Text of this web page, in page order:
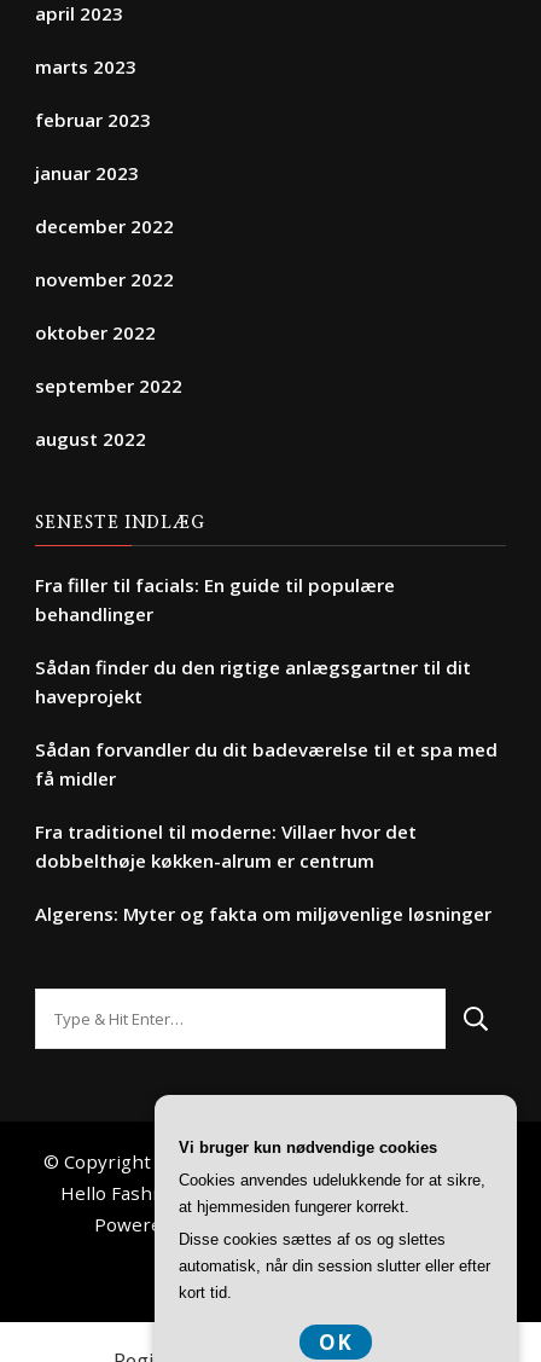
april 2023
marts 2023
februar 2023
januar 2023
december 2022
november 2022
oktober 2022
september 2022
august 2022
SENESTE INDLÆG
Fra filler til facials: En guide til populære
behandlinger
Sådan finder du den rigtige anlægsgartner til dit
haveprojekt
Sådan forvandler du dit badeværelse til et spa med
få midler
Fra traditionel til moderne: Villaer hvor det
dobbelthøje køkken-alrum er centrum
Algerens: Myter og fakta om miljøvenlige løsninger
© Copyright 2026 Din Hverdag
. All Rights Reserved.
Hello Fashion | Developed ByBlossom Themes.
Powered by
Vi bruger kun nødvendige cookies
Cookies anvendes udelukkende for at sikre,
at hjemmesiden fungerer korrekt.
Disse cookies sættes af os og slettes
automatisk, når din session slutter eller efter
kort tid.
OK